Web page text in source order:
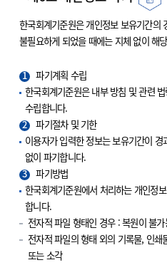
한국회계기준원은 개인정보 보유기간의
불필요하게 되었을 때에는 지체 없이 해
1
파기계획 수립
한국회계기준원은 내부 방침 및 관련
수립합니다.
2
파기절차 및 기한
이용자가 입력한 정보는 보유기간이 경
없이 파기합니다.
3
파기방법
한국회계기준원에서 처리하는 개인정
합니다.
전자적 파일 형태인 경우 : 복원이 불가
전자적 파일의 형태 외의 기록물, 인쇄
또는 소각